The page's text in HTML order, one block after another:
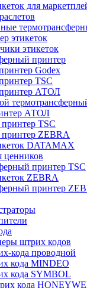
для
этикеток
этикеток
принтер
Godex
TSC
АТОЛ
АТОЛ
TSC
ZEBRA
DATAMAX
ценников
принтер TSC
ZEBRA
принтер
штрих кодов
кода проводной
кода MINDEO
кода SYMBOL
кода